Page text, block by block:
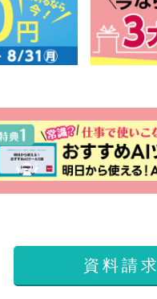
資料請求